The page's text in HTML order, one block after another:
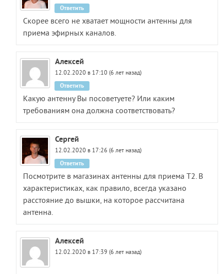
Скорее всего не хватает мощности антенны для
приема эфирных каналов.
Ответить
Алексей
12.02.2020 в 17:10 (6 лет назад)
Какую антенну Вы посоветуете? Или каким
требованиям она должна соответствовать?
Ответить
Сергей
12.02.2020 в 17:26 (6 лет назад)
Посмотрите в магазинах антенны для приема Т2. В
характеристиках, как правило, всегда указано
расстояние до вышки, на которое рассчитана
антенна.
Ответить
Алексей
12.02.2020 в 17:39 (6 лет назад)